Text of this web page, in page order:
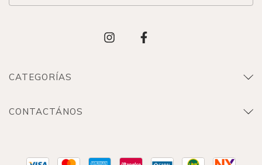
CATEGORÍAS
CONTACTÁNOS